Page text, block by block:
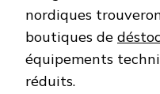
nordiques
boutiques de
équipements
réduits.